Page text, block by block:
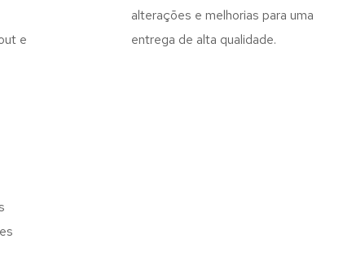
e
alterações e melhorias para uma
entrega de alta qualidade.